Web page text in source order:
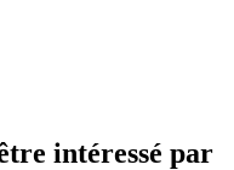
intéressé par